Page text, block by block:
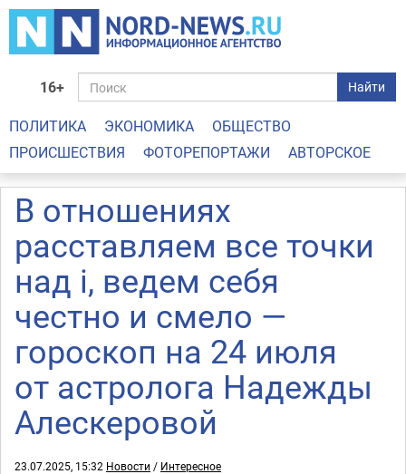
16+ Найти
ПОЛИТИКА ЭКОНОМИКА
ОБЩЕСТВО
ПРОИСШЕСТВИЯ
ФОТОРЕПОРТАЖИ АВТОРСКОЕ
В отношениях
расставляем все точки
над i, ведем себя
честно и смело —
гороскоп на 24 июля
от астролога Надежды
Алескеровой
23.07.2025, 15:32 Новости / Интересное